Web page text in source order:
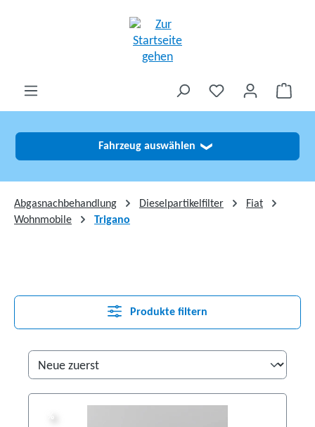
Fahrzeug auswählen ❯
Abgasnachbehandlung Dieselpartikelfilter
Fiat
Wohnmobile
Trigano
Produkte filtern